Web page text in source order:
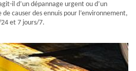
il d’un dépannage urgent ou d’un
causer des ennuis pour l’environnement,
et 7 jours/7.